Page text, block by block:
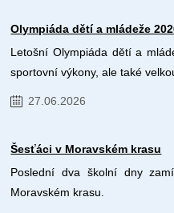
Olympiáda dětí a mládeže
Letošní Olympiáda dětí a
sportovní výkony, ale také
27.06.2026
Šesťáci v Moravském krasu
Poslední dva školní dny
Moravském krasu.